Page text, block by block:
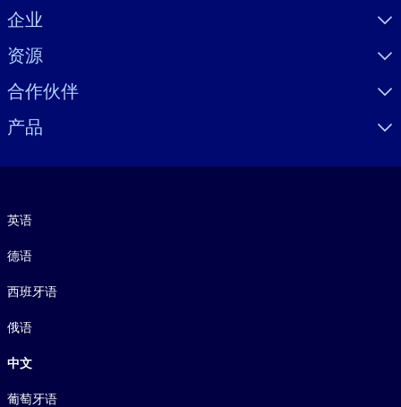
Visually hidden Text
企业
资源
合作伙伴
产品
英语
德语
西班牙语
俄语
中文
葡萄牙语